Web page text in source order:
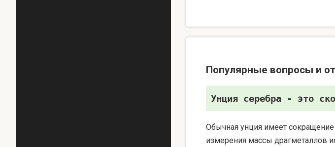
Популярные вопросы и
Унция серебра - это
Обычная унция имеет
измерения массы драгметаллов